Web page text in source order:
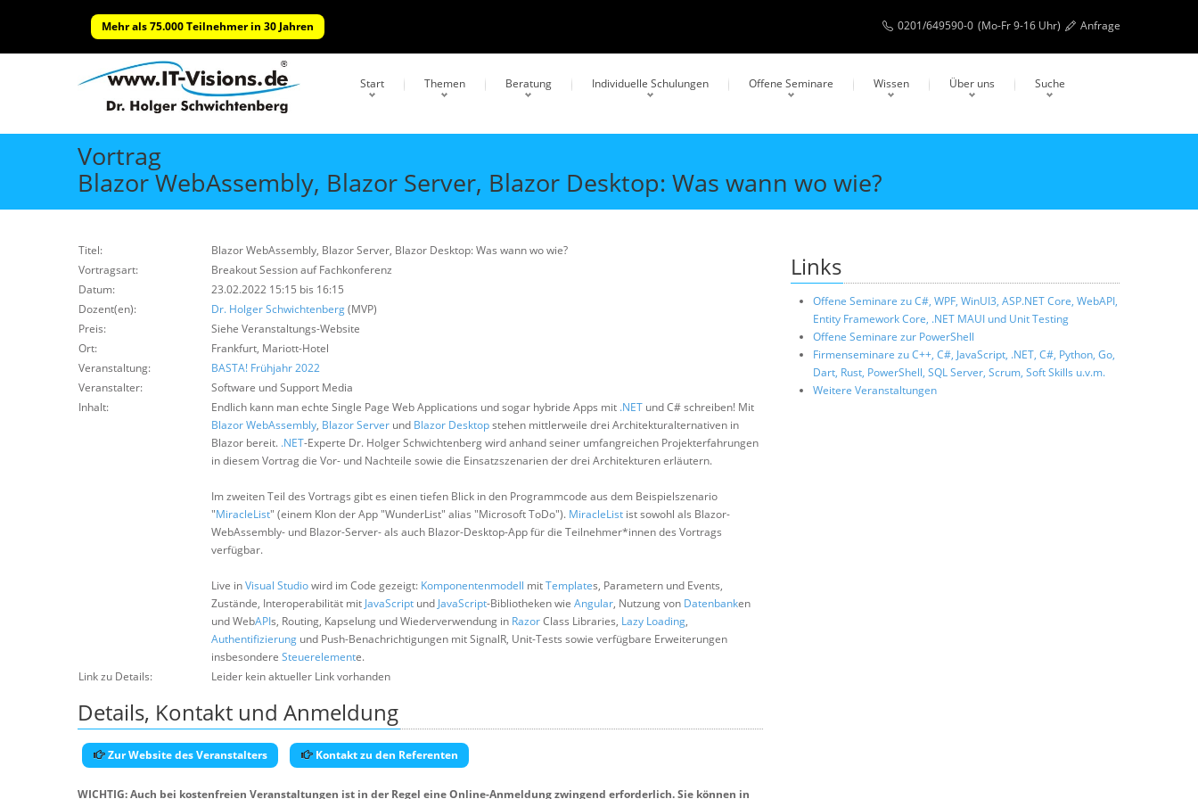
Mehr als 75.000 Teilnehmer in 30 Jahren 0201/649590-0 (Mo-Fr 9-16 Uhr) Anfrage
Start Themen Beratung Individuelle Schulungen Offene Seminare Wissen Über uns Suche
Vortrag
Blazor WebAssembly, Blazor Server, Blazor Desktop: Was wann wo wie?
Titel:
Blazor WebAssembly, Blazor Server, Blazor Desktop: Was wann wo wie?
Vortragsart:
Breakout Session auf Fachkonferenz
Datum:
23.02.2022 15:15 bis 16:15
Dozent(en):
Dr. Holger Schwichtenberg(MVP)
Preis:
Siehe Veranstaltungs-Website
Ort:
Frankfurt, Mariott-Hotel
Veranstaltung:
BASTA! Frühjahr 2022
Veranstalter:
Software und Support Media
Inhalt:
Endlich kann man echte Single Page Web Applications und sogar hybride Apps mit .NET und C# schreiben! Mit
Blazor WebAssembly, Blazor Server und Blazor Desktopstehen mittlerweile drei Architekturalternativen in
Blazor bereit. .NET-Experte Dr. Holger Schwichtenberg wird anhand seiner umfangreichen Projekterfahrungen
in diesem Vortrag die Vor- und Nachteile sowie die Einsatzszenarien der drei Architekturen erläutern.
Im zweiten Teil des Vortrags gibt es einen tiefen Blick in den Programmcode aus dem Beispielszenario
"MiracleList" (einem Klon der App "WunderList" alias "Microsoft ToDo"). MiracleList ist sowohl als Blazor-
WebAssembly- und Blazor-Server- als auch Blazor-Desktop-App für die Teilnehmer*innen des Vortrags
verfügbar.
Live inVisual Studiowird im Code gezeigt: Komponentenmodell mitTemplates, Parametern und Events,
Zustände, Interoperabilität mit JavaScript und JavaScript-Bibliotheken wie Angular, Nutzung von Datenbanken
und WebAPIs, Routing, Kapselung und Wiederverwendung in RazorClass Libraries, Lazy Loading,
Authentifizierung und Push-Benachrichtigungen mit SignalR, Unit-Tests sowie verfügbare Erweiterungen
insbesondere Steuerelemente.
Link zu Details:
Leider kein aktueller Link vorhanden
Details, Kontakt und Anmeldung
Zur Website des Veranstalters Kontakt zu den Referenten
WICHTIG: Auch bei kostenfreien Veranstaltungen ist in der Regel eine Online-Anmeldung zwingend erforderlich. Sie können in
Links
Offene Seminare zu C#, WPF, WinUI3, ASP.NET Core, WebAPI,
Entity Framework Core, .NET MAUI und Unit Testing
Offene Seminare zur PowerShell
Firmenseminare zu C++, C#, JavaScript, .NET, C#, Python, Go,
Dart, Rust, PowerShell, SQL Server, Scrum, Soft Skills u.v.m.
Weitere Veranstaltungen